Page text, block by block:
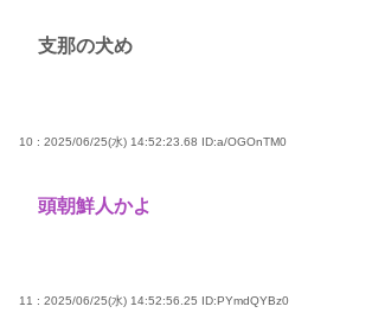
支那の犬め
10 : 2025/06/25(水) 14:52:23.68 ID:a/OGOnTM0
頭朝鮮人かよ
11 : 2025/06/25(水) 14:52:56.25 ID:PYmdQYBz0